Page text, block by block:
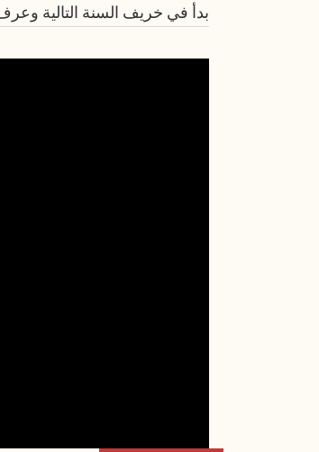
بدأ في خريف السنة التالية وعرف